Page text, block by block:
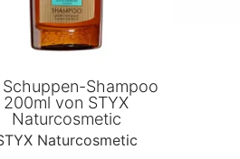
Schuppen-Shampoo
200ml von STYX
Naturcosmetic
Naturcosmetic